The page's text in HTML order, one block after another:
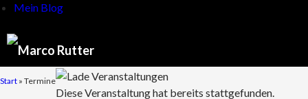
Mein Blog
Start » Termine
Diese Veranstaltung hat bereits stattgefunden.